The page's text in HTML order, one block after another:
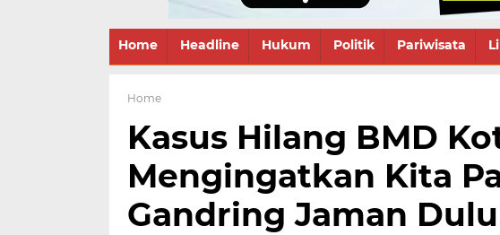
Home Headline Hukum Politik Pariwisata
Home
Kasus Hilang BMD
Mengingatkan Kita
Gandring Jaman Dulu